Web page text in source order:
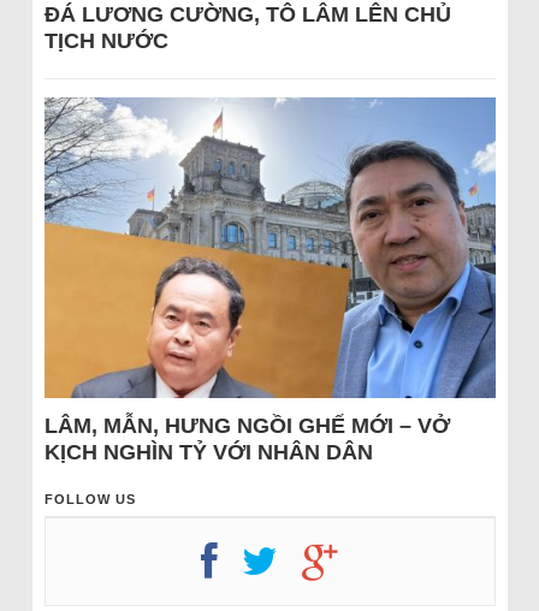
ĐÁ LƯƠNG CƯỜNG, TÔ LÂM LÊN CHỦ
TỊCH NƯỚC
LÂM, MẪN, HƯNG NGỒI GHẾ MỚI – VỞ
KỊCH NGHÌN TỶ VỚI NHÂN DÂN
FOLLOW US